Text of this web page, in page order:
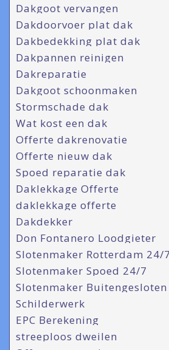
Dakgoot vervangen
Dakdoorvoer plat dak
Dakbedekking plat dak
Dakpannen reinigen
Dakreparatie
Dakgoot schoonmaken
Stormschade dak
Wat kost een dak
Offerte dakrenovatie
Offerte nieuw dak
Spoed reparatie dak
Daklekkage Offerte
daklekkage offerte
Dakdekker
Don Fontanero Loodgieter
Slotenmaker Rotterdam 24/7
Slotenmaker Spoed 24/7
Slotenmaker
Schilderwerk
EPC Berekening
streeploos dweilen